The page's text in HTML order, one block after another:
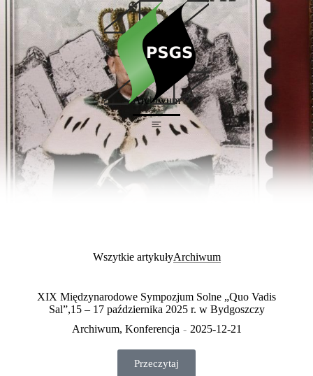
Archiwum
Wszytkie artykułyArchiwum
XIX Międzynarodowe Sympozjum Solne „Quo Vadis
Sal”,15 – 17 października 2025 r. w Bydgoszczy
Archiwum, Konferencja 2025-12-21
Przeczytaj